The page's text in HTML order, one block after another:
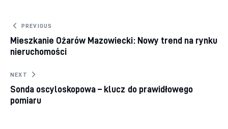
Nawigacja wpisu
PREVIOUS
Mieszkanie Ożarów Mazowiecki: Nowy trend na rynku
nieruchomości
NEXT
Sonda oscyloskopowa – klucz do prawidłowego
pomiaru